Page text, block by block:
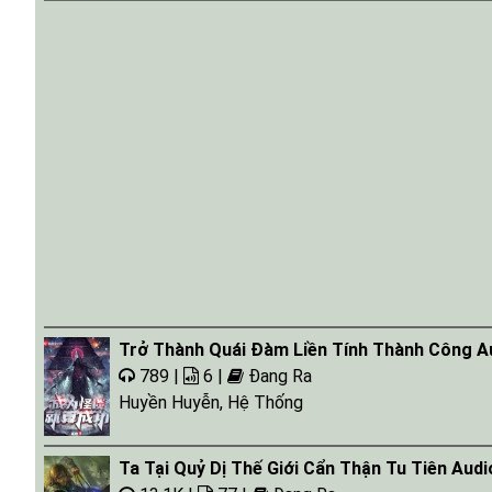
Trở Thành Quái Đàm Liền Tính Thành Công
789 |
6 |
Đang Ra
Huyền Huyễn, Hệ Thống
Ta Tại Quỷ Dị Thế Giới Cẩn Thận Tu Tiên